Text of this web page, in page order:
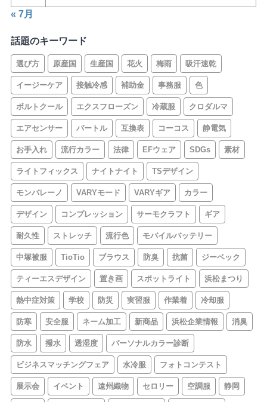
« 7月
話題のキーワード
選び方 原産国 生産国 花火 梅雨 吸汗速乾
イージーケア 接触冷感 補助金 事務服 色
ボルトクール エクスフローズン 冷蔵服 クロダルマ
エアセンサー バートル 互換表 コーコス 静電気
お手入れ 流行カラー 法律 EFウェア SDGs 素材
ライトフィックス ナイトナイト TSデザイン
モンバレーノ VARYモード VARYギア カラー
デザイン コンプレッション サーモクラフト ギア
耐久性 ストレッチ 流行色 モバイルバッテリー
中塚被服 TioTio ブラウス 防臭 抗菌 ジーベック
ティーエスデザイン 置き画 スポットライト 浜松まつり
熱中症対策 学校 防災 実習服 作業着 冷却服
防寒 安全服 ネーム加工 新商品 浜松企業情報 消臭
防水 撥水 透湿度 パーソナルカラー診断
ビジネスマッチングフェア 水冷服 フォトコンテスト
展示会 イベント 遠州織物 セロリー 空調服 静岡